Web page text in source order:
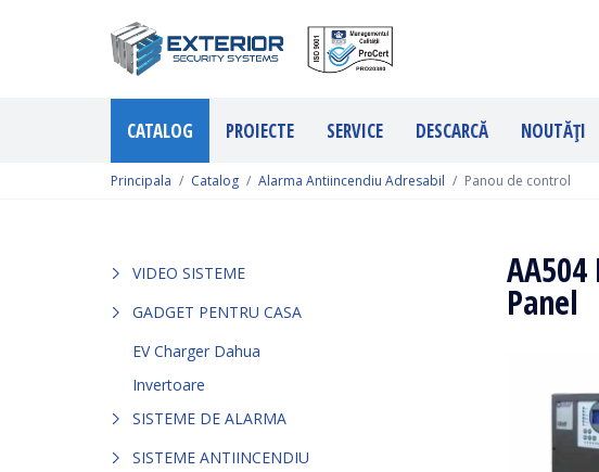
CATALOG PROIECTE SERVICE DESCARCĂ NOUTĂȚI
Principala Catalog Alarma Antiincendiu Adresabil Panou de control
VIDEO SISTEME
GADGET PENTRU CASA
EV Charger Dahua
Invertoare
SISTEME DE ALARMA
SISTEME ANTIINCENDIU
Panel